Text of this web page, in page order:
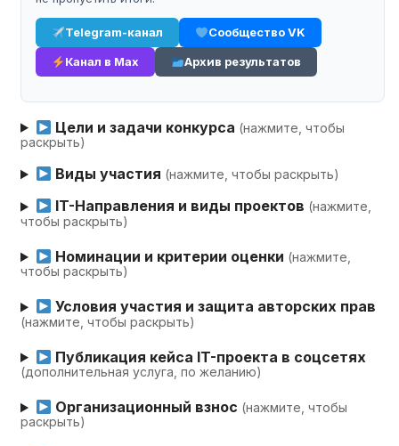
Telegram-канал Сообщество VK
Канал в Max Архив результатов
Цели и задачи конкурса (нажмите, чтобы
раскрыть)
Виды участия (нажмите, чтобы раскрыть)
IT-Направления и виды проектов (нажмите,
чтобы раскрыть)
Номинации и критерии оценки (нажмите,
чтобы раскрыть)
Условия участия и защита авторских прав
(нажмите, чтобы раскрыть)
Публикация кейса IT-проекта в соцсетях
(дополнительная услуга, по желанию)
Организационный взнос (нажмите, чтобы
раскрыть)